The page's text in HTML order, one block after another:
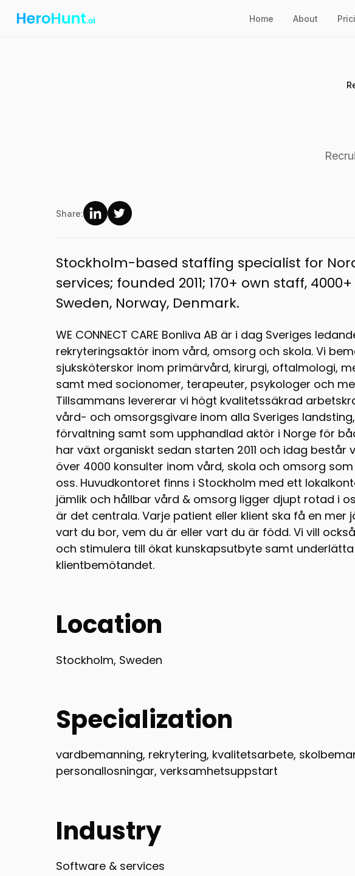
Home About
Share:
Stockholm-based staffing specialist for
services; founded 2011; 170+ own staff,
Sweden, Norway, Denmark.
WE CONNECT CARE Bonliva AB är i dag Sveriges
rekryteringsaktör inom vård, omsorg och skola. Vi
sjuksköterskor inom primärvård, kirurgi, oftalmologi,
samt med socionomer, terapeuter, psykologer och
Tillsammans levererar vi högt kvalitetssäkrad
vård- och omsorgsgivare inom alla Sveriges
förvaltning samt som upphandlad aktör i Norge för
har växt organiskt sedan starten 2011 och idag består
över 4000 konsulter inom vård, skola och omsorg
oss. Huvudkontoret finns i Stockholm med ett
jämlik och hållbar vård & omsorg ligger djupt rotad i
är det centrala. Varje patient eller klient ska få en mer
vart du bor, vem du är eller vart du är född. Vi vill
och stimulera till ökat kunskapsutbyte samt
klientbemötandet.
Location
Stockholm, Sweden
Specialization
vardbemanning, rekrytering, kvalitetsarbete,
personallosningar, verksamhetsuppstart
Industry
Software & services